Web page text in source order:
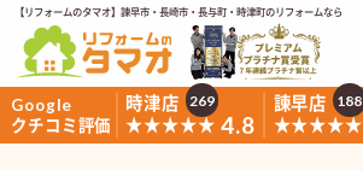
【リフォームのタマオ】諫早市・長崎市・長与町・時津町のリフォームなら
Google
クチコミ評価
時津店
★★★★★ 4.8
269
諫早店
★★★★★
188